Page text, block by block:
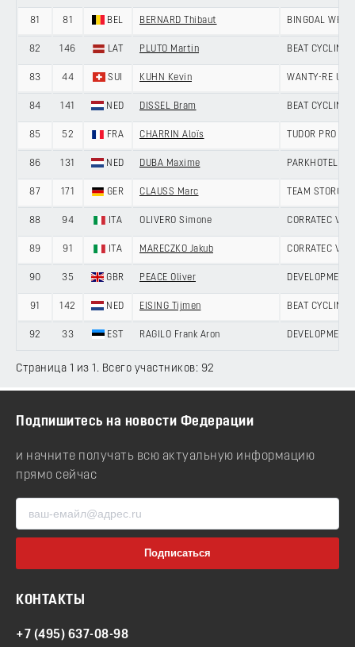
81 81 BEL BERNARD Thibaut BINGOAL WB
82 146 LAT PLUTO Martin BEAT CYCLING
83 44 SUI KUHN Kevin WANTY-RE UZ-
84 141 NED DISSEL Bram BEAT CYCLING
85 52 FRA CHARRIN Aloïs TUDOR PRO
86 131 NED DUBA Maxime PARKHOTEL
87 171 GER CLAUSS Marc TEAM STORCK
88 94 ITA OLIVERO Simone CORRATEC
89 91 ITA MARECZKO Jakub CORRATEC
90 35 GBR PEACE Oliver
91 142 NED EISING Tijmen BEAT CYCLING
92 33 EST RAGILO Frank Aron
Страница 1 из 1. Всего участников: 92
Подпишитесь на новости Федерации
и начните получать всю актуальную информацию
прямо сейчас
КОНТАКТЫ
+7 (495) 637-08-98